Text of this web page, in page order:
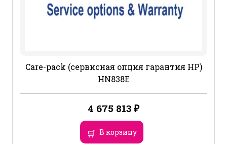
Care-pack (сервисная опция гарантия HP)
HN838E
4 675 813 ₽
В корзину